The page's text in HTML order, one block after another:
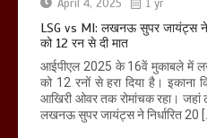
April 4, 2025 1 yr
LSG vs MI: लखनऊ सुपर जायंट्स ने
को 12 रन से दी मात
आईपीएल 2025 के 16वें मुकाबले में
को 12 रनों से हरा दिया है।
आखिरी ओवर तक रोमांचक रहा। जहां
लखनऊ सुपर जायंट्स ने निर्धारित 20